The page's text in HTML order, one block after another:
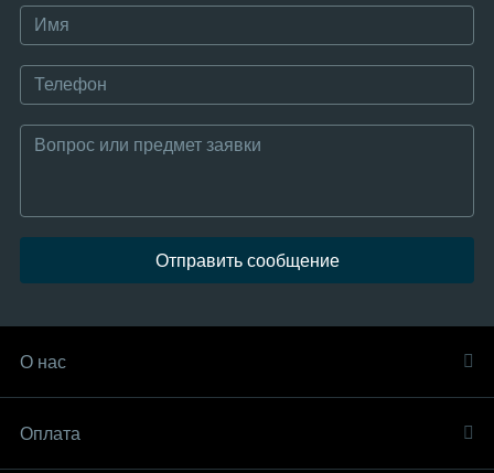
Отправить сообщение
О нас
Оплата